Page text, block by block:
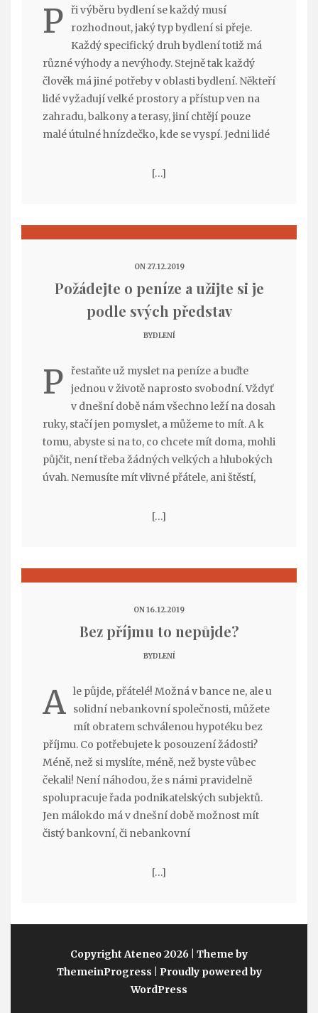
P
ři výběru bydlení se každý musí
rozhodnout, jaký typ bydlení si přeje.
Každý specifický druh bydlení totiž má
různé výhody a nevýhody. Stejně tak každý
člověk má jiné potřeby v oblasti bydlení. Někteří
lidé vyžadují velké prostory a přístup ven na
zahradu, balkony a terasy, jiní chtějí pouze
malé útulné hnízdečko, kde se vyspí. Jedni lidé
[…]
ON 27.12.2019
Požádejte o peníze a užijte si je
podle svých představ
BYDLENÍ
P
řestaňte už myslet na peníze a buďte
jednou v životě naprosto svobodní. Vždyť
v dnešní době nám všechno leží na dosah
ruky, stačí jen pomyslet, a můžeme to mít. A k
tomu, abyste si na to, co chcete mít doma, mohli
půjčit, není třeba žádných velkých a hlubokých
úvah. Nemusíte mít vlivné přátele, ani štěstí,
[…]
ON 16.12.2019
Bez příjmu to nepůjde?
BYDLENÍ
A le půjde, přátelé! Možná v bance ne, ale u
solidní nebankovní společnosti, můžete
mít obratem schválenou hypotéku bez
příjmu. Co potřebujete k posouzení žádosti?
Méně, než si myslíte, méně, než byste vůbec
čekali! Není náhodou, že s námi pravidelně
spolupracuje řada podnikatelských subjektů.
Jen málokdo má v dnešní době možnost mít
čistý bankovní, či nebankovní
[…]
Copyright Ateneo 2026
| Theme by
ThemeinProgress
| Proudly powered by
WordPress